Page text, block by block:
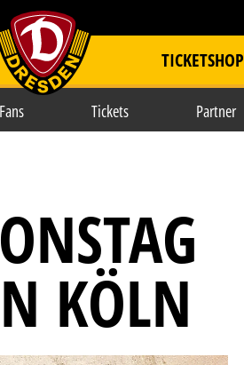
item.title TICKETSHOP
Fans Tickets Partner
KÖLN